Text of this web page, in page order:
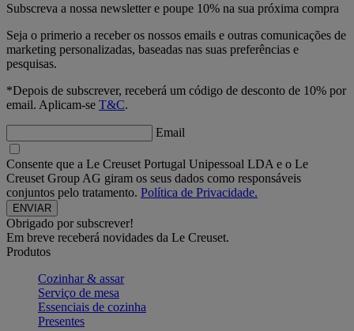
Subscreva a nossa newsletter e poupe 10% na sua próxima compra
Seja o primerio a receber os nossos emails e outras comunicações de
marketing personalizadas, baseadas nas suas preferências e
pesquisas.
*Depois de subscrever, receberá um código de desconto de 10% por
email. Aplicam-se T&C.
Email
Consente que a Le Creuset Portugal Unipessoal LDA e o Le
Creuset Group AG giram os seus dados como responsáveis
conjuntos pelo tratamento. Política de Privacidade.
Obrigado por subscrever!
Em breve receberá novidades da Le Creuset.
Produtos
Cozinhar & assar
Serviço de mesa
Essenciais de cozinha
Presentes